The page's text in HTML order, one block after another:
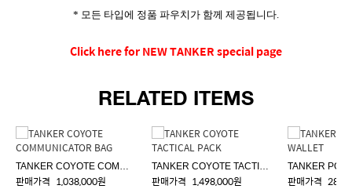
* 모든 타입에 정품 파우치가 함께 제공됩니다.
Click here for NEW TANKER special page
RELATED ITEMS
판매가격 1,038,000원 판매가격 1,498,000원 판매가격